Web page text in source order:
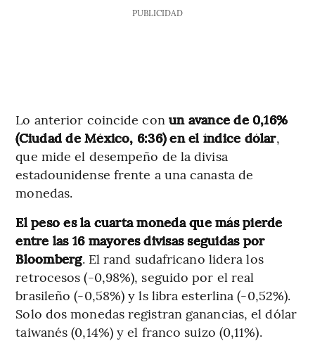
PUBLICIDAD
Lo anterior coincide con un avance de 0,16%
(Ciudad de México, 6:36) en el índice dólar,
que mide el desempeño de la divisa
estadounidense frente a una canasta de
monedas.
El peso es la cuarta moneda que más pierde
entre las 16 mayores divisas seguidas por
Bloomberg. El rand sudafricano lidera los
retrocesos (-0,98%), seguido por el real
brasileño (-0,58%) y ls libra esterlina (-0,52%).
Solo dos monedas registran ganancias, el dólar
taiwanés (0,14%) y el franco suizo (0,11%).